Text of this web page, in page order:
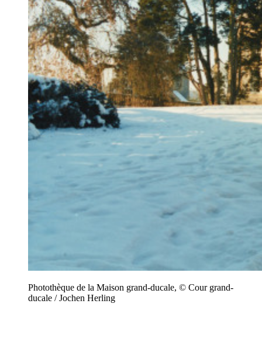
Photothèque de la Maison grand-ducale, © Cour grand-
ducale / Jochen Herling